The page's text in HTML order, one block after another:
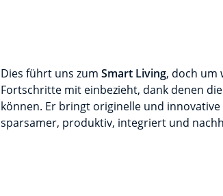
Dies führt uns zum Smart Living, doch um
Fortschritte mit einbezieht, dank denen
können. Er bringt originelle und
sparsamer, produktiv, integriert und